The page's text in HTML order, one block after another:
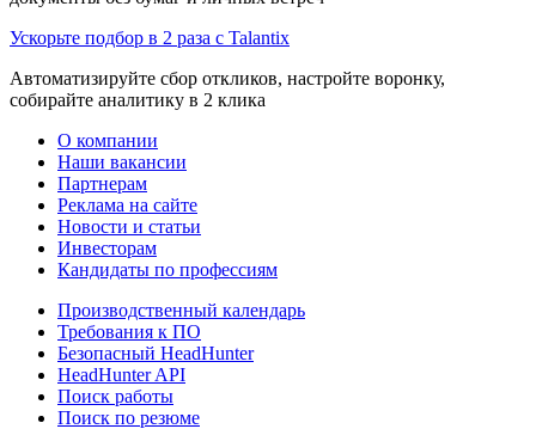
Ускорьте подбор в 2 раза с Talantix
Автоматизируйте сбор откликов, настройте воронку,
собирайте аналитику в 2 клика
О компании
Наши вакансии
Партнерам
Реклама на сайте
Новости и статьи
Инвесторам
Кандидаты по профессиям
Производственный календарь
Требования к ПО
Безопасный HeadHunter
HeadHunter API
Поиск работы
Поиск по резюме